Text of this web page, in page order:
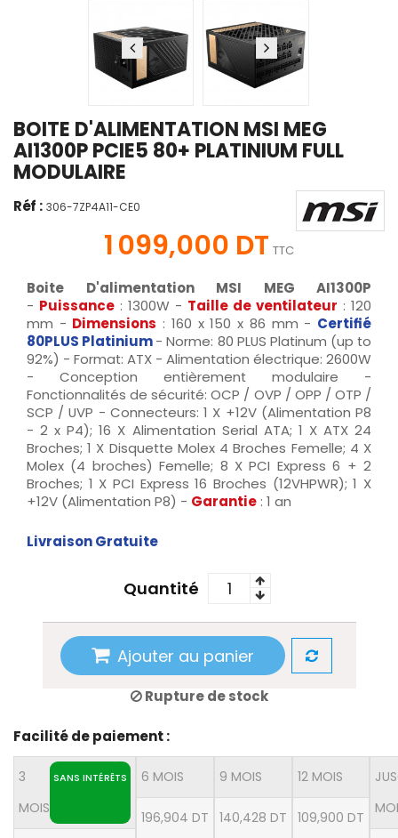
BOITE D'ALIMENTATION MSI MEG
AI1300P PCIE5 80+ PLATINIUM FULL
MODULAIRE
Réf : 306-7ZP4A11-CE0
1 099,000 DT TTC
Boite D'alimentation MSI MEG AI1300P
- Puissance : 1300W - Taille de ventilateur : 120
mm - Dimensions : 160 x 150 x 86 mm - Certifié
80PLUS Platinium- Norme: 80 PLUS Platinum (up to
92%) - Format: ATX - Alimentation électrique: 2600W
- Conception entièrement modulaire -
Fonctionnalités de sécurité: OCP / OVP / OPP / OTP /
SCP / UVP - Connecteurs: 1 X +12V (Alimentation P8
- 2 x P4); 16 X Alimentation Serial ATA; 1 X ATX 24
Broches; 1 X Disquette Molex 4 Broches Femelle; 4 X
Molex (4 broches) Femelle; 8 X PCI Express 6 + 2
Broches; 1 X PCI Express 16 Broches (12VHPWR); 1 X
+12V (Alimentation P8) - Garantie : 1 an
Livraison Gratuite
Quantité
Ajouter au panier
Rupture de stock
Facilité de paiement :
3
MOIS
SANS INTÉRÊTS 6 MOIS
196,904 DT
9 MOIS
140,428 DT
12 MOIS
109,900 DT